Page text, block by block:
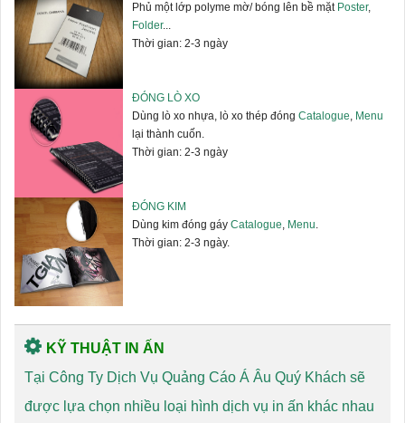
Phủ một lớp polyme mờ/ bóng lên bề mặt Poster,
Folder...
Thời gian: 2-3 ngày
ĐÓNG LÒ XO
Dùng lò xo nhựa, lò xo thép đóng Catalogue Menu
lại thành cuốn.
Thời gian: 2-3 ngày
ĐÓNG KIM
Dùng kim đóng gáy Catalogue Menu
Thời gian: 2-3 ngày.
KỸ THUẬT IN ẤN
Tại Công Ty Dịch Vụ Quảng Cáo Á Âu Quý Khách sẽ
được lựa chọn nhiều loại hình dịch vụ in ấn khác nhau